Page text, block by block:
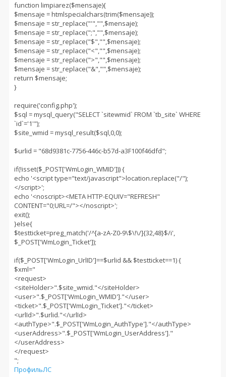
function limpiarez($mensaje){
$mensaje = htmlspecialchars(trim($mensaje));
$mensaje = str_replace("'","",$mensaje);
$mensaje = str_replace(";","",$mensaje);
$mensaje = str_replace("$","",$mensaje);
$mensaje = str_replace("<","",$mensaje);
$mensaje = str_replace(">","",$mensaje);
$mensaje = str_replace("&","",$mensaje);
return $mensaje;
}
require('config.php');
$sql = mysql_query("SELECT `sitewmid` FROM `tb_site` WHERE
`id`='1'");
$site_wmid = mysql_result($sql,0,0);
$urlid = "68d9381c-7756-446c-b57d-a3F100f46dfd";
if(!isset($_POST['WmLogin_WMID'])) {
echo '<script type="text/javascript">location.replace("/");
</script>';
echo '<noscript><META HTTP-EQUIV="REFRESH"
CONTENT="0;URL=/"></noscript>';
exit();
}else{
$testticket=preg_match('/^[a-zA-Z0-9\$\!\/]{32,48}$/i',
$_POST['WmLogin_Ticket']);
if($_POST['WmLogin_UrlID']==$urlid && $testticket==1) {
$xml="
<request>
<siteHolder>".$site_wmid."</siteHolder>
<user>".$_POST['WmLogin_WMID']."</user>
<ticket>".$_POST['WmLogin_Ticket']."</ticket>
<urlId>".$urlid."</urlId>
<authType>".$_POST['WmLogin_AuthType']."</authType>
<userAddress>".$_POST['WmLogin_UserAddress']."
</userAddress>
</request>
";
ПрофильЛС